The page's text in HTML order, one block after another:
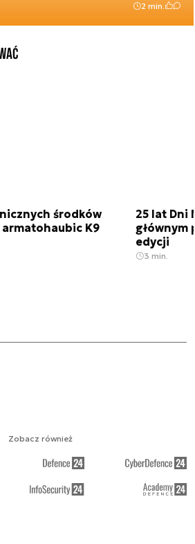
2 min.
środków
K9
25 lat Dni
głównym
edycji
3 min.
Zobacz również